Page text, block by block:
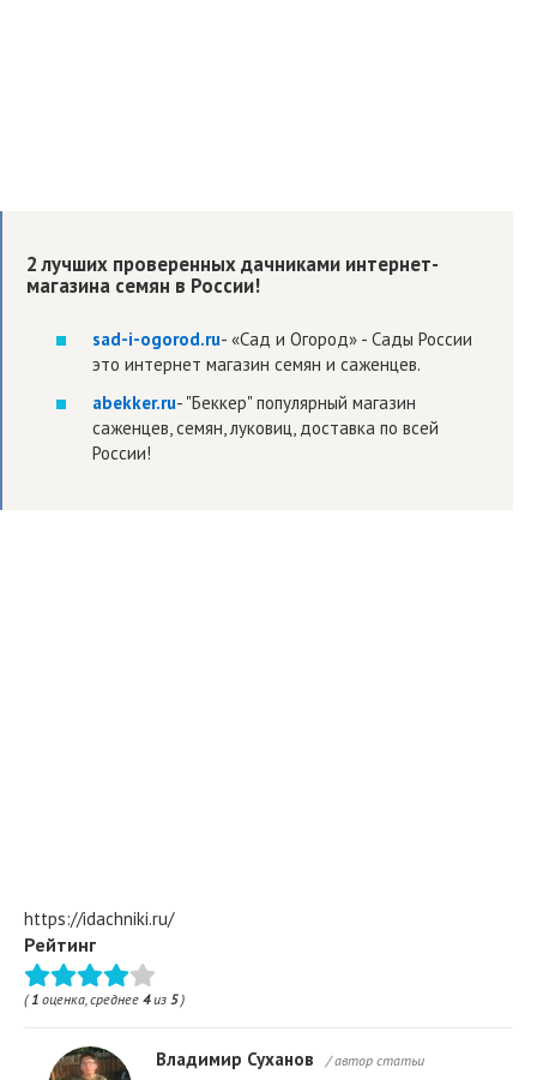
2 лучших проверенных дачниками интернет-
магазина семян в России!
sad-i-ogorod.ru- «Сад и Огород» - Сады России
это интернет магазин семян и саженцев.
abekker.ru- "Беккер" популярный магазин
саженцев, семян, луковиц, доставка по всей
России!
https://idachniki.ru/
Рейтинг
(1 оценка, среднее 4из 5)
Владимир Суханов / автор статьи